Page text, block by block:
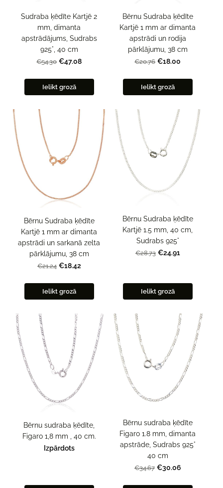
Sudraba ķēdīte Kartjē 2
mm, dimanta
apstrādājums, Sudrabs
925°, 40 cm
€54.30 €47.08
Ielikt grozā
Bērnu Sudraba ķēdīte
Kartjē 1 mm ar dimanta
apstrādi un rodija
pārklājumu, 38 cm
€20.76 €18.00
Ielikt grozā
Bērnu Sudraba ķēdīte
Kartjē 1 mm ar dimanta
apstrādi un sarkanā zelta
pārklājumu, 38 cm
€21.24 €18.42
Ielikt grozā
Bērnu Sudraba ķēdīte
Kartjē 1.5 mm, 40 cm,
Sudrabs 925°
€28.73 €24.91
Ielikt grozā
Bērnu sudraba ķēdīte,
Figaro 1,8 mm , 40 cm.
Izpārdots
Bērnu sudraba ķēdīte
Figaro 1.8 mm, dimanta
apstrāde, Sudrabs 925°
40 cm
€34.67 €30.06